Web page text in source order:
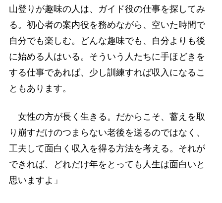
山登りが趣味の人は、ガイド役の仕事を探してみ
る。初心者の案内役を務めながら、空いた時間で
自分でも楽しむ。どんな趣味でも、自分よりも後
に始める人はいる。そういう人たちに手ほどきを
する仕事であれば、少し訓練すれば収入になるこ
ともあります。
女性の方が長く生きる。だからこそ、蓄えを取
り崩すだけのつまらない老後を送るのではなく、
工夫して面白く収入を得る方法を考える。それが
できれば、どれだけ年をとっても人生は面白いと
思いますよ」